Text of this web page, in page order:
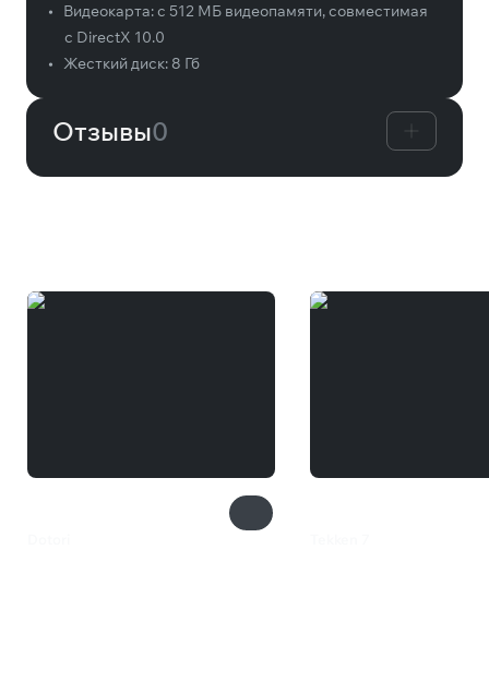
•
Видеокарта:с 512 МБ видеопамяти, совместимая
с DirectX 10.0
•
Жесткий диск: 8 Гб
Отзывы0